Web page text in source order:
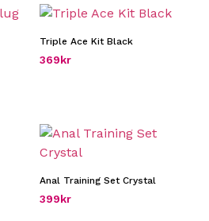
Triple Ace Kit Black
369kr
Anal Training Set Crystal
399kr